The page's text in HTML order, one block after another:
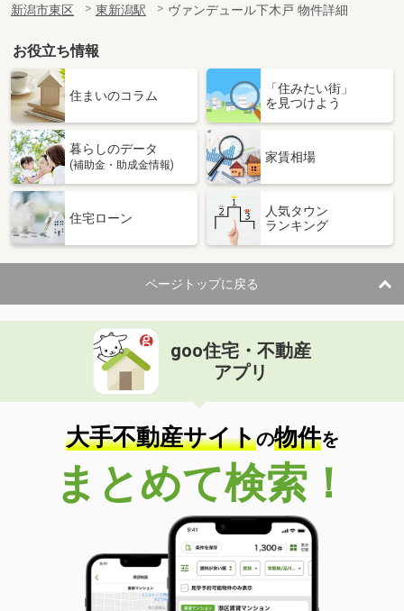
新潟市東区
東新潟駅 ヴァンデュール下木戸 物件詳細
お役立ち情報
住まいのコラム
「住みたい街」
を見つけよう
暮らしのデータ
(補助金・助成金情報)
家賃相場
住宅ローン
人気タウン
ランキング
ページトップに戻る
goo住宅・不動産
アプリ
大手不動産サイトの物件を
まとめて検索！